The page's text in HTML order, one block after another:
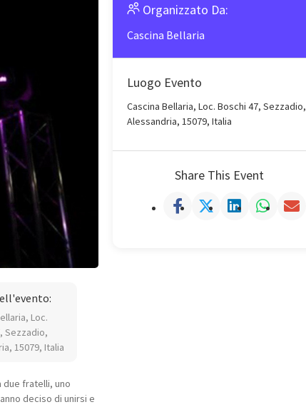
Loc.
Sezzadio,
15079, Italia
due fratelli, uno
deciso di unirsi e
Organizzato Da:
Cascina Bellaria
Luogo Evento
Cascina Bellaria, Loc. Boschi 47, Sezzadio,
Alessandria, 15079, Italia
Share This Event